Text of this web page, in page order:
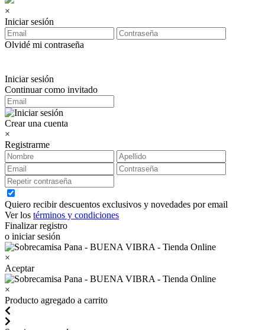
×
Iniciar sesión
Olvidé mi contraseña
Iniciar sesión
Continuar como invitado
Crear una cuenta
×
Registrarme
Quiero recibir descuentos exclusivos y novedades por email
Ver los términos y condiciones
Finalizar registro
o iniciar sesión
×
Aceptar
×
Producto agregado a carrito